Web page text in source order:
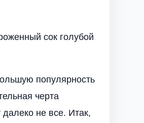
сок голубой
популярность
черта
не все. Итак,